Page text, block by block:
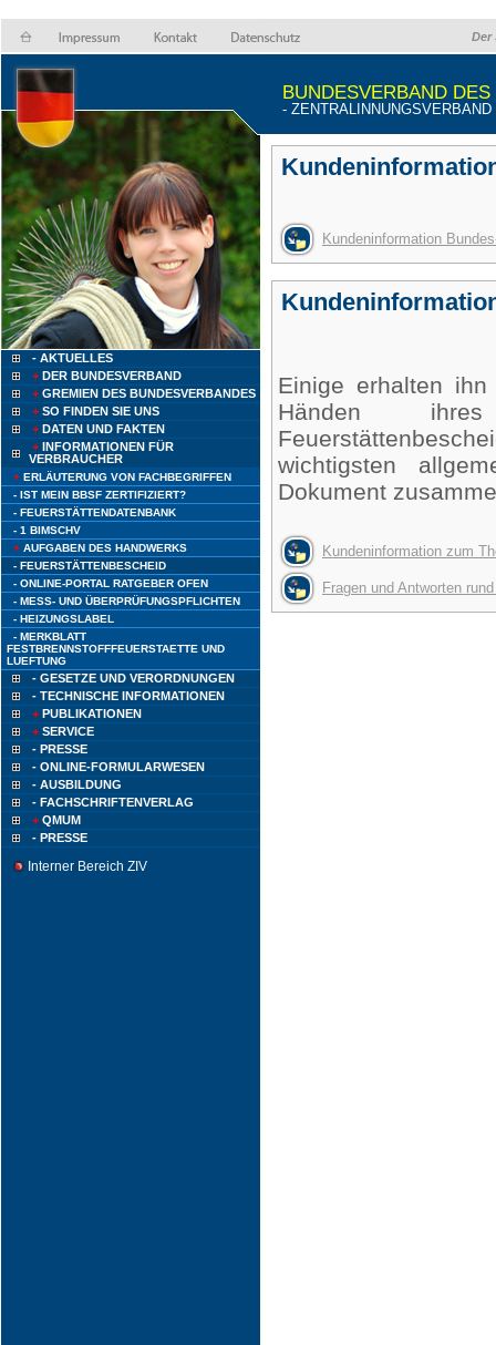
Der
- AKTUELLES
+ DER BUNDESVERBAND
+ GREMIEN DES BUNDESVERBANDES
+ SO FINDEN SIE UNS
+ DATEN UND FAKTEN
+ INFORMATIONEN FÜR
VERBRAUCHER
+ ERLÄUTERUNG VON FACHBEGRIFFEN
- IST MEIN BBSF ZERTIFIZIERT?
- FEUERSTÄTTENDATENBANK
- 1 BIMSCHV
+ AUFGABEN DES HANDWERKS
- FEUERSTÄTTENBESCHEID
- ONLINE-PORTAL RATGEBER OFEN
- MESS- UND ÜBERPRÜFUNGSPFLICHTEN
- HEIZUNGSLABEL
- MERKBLATT
FESTBRENNSTOFFFEUERSTAETTE UND
LUEFTUNG
- GESETZE UND VERORDNUNGEN
- TECHNISCHE INFORMATIONEN
+ PUBLIKATIONEN
+ SERVICE
- PRESSE
- ONLINE-FORMULARWESEN
- AUSBILDUNG
- FACHSCHRIFTENVERLAG
+ QMUM
- PRESSE
Interner Bereich ZIV
BUNDESVERBAND
- ZENTRALINNUNGSVERBAND
Kundeninformation
Einige erhalten
Händen
wichtigsten
Dokument
Kundeninformation zum
Fragen und Antworten